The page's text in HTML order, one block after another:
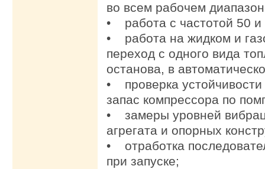
во всем рабочем
• работа с частотой 50 и
• работа на жидком и
переход с одного вида
останова, в
• проверка
запас компрессора по
• замеры уровней
агрегата и опорных
• отработка
при запуске;